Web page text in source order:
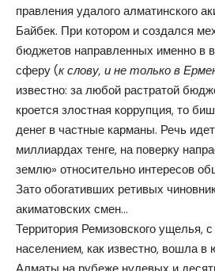
правления удалого алматинского
Байбек. При котором и создался
бюджетов направленных именно в
сферу (к слову, и не только в
известно: за любой растратой
кроется злостная коррупция, то
денег в частные карманы. Речь
миллиардах тенге, на поверку
землю» относительно интересов
Зато обогативших ретивых
акиматовских смен…
Территория Ремизовского ущелья,
населением, как известно, вошла в